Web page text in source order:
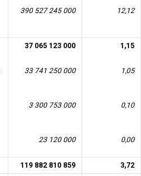
390 527 245 000 12,12
37 065 123 000 1,15
33 741 250 000 1,05
3 300 753 000 0,10
23 120 000 0,00
119 882 810 859
3,72